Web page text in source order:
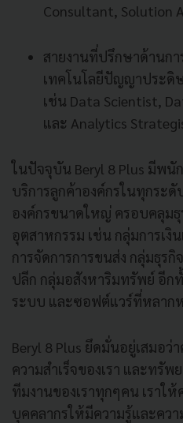
Consultant, Solution
สายงานที่ปรึกษาด้านก
เทคโนโลยีปัญญาประดิ
เช่น Data Scientist,
และ Analytics
ในปัจจุบัน Beryl 8 Plus มีพนั
บริการลูกค้าองค์กรในทุกระดั
องค์กรขนาดใหญ่ ครอบคลุม
อุตสาหกรรม เช่น กลุ่มการเงิ
การจัดการการขนส่ง กลุ่มธุร
ปลีก กลุ่มอสังหาริมทรัพย์ อีก
ระบบ และซอฟต์แวร์ที่หลาก
Beryl 8 Plus ยึดมั่นอยู่เสมอว่
ความสำเร็จของเรา และทรั
ทีมงานของเราทุกๆคน เราใ
บุคคลากรให้มีความรู้และคว